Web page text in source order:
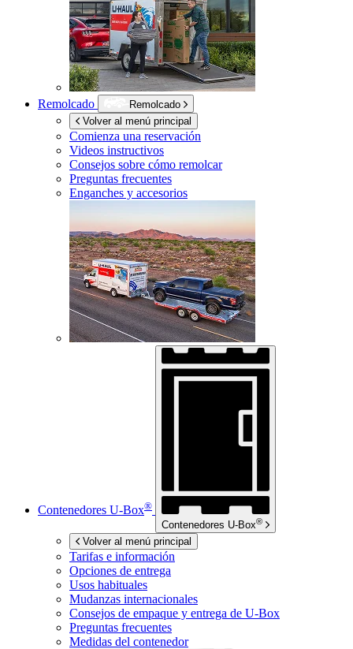
Remolcado
Remolcado
Volver al menú principal
Comienza una reservación
Videos instructivos
Consejos sobre cómo remolcar
Preguntas frecuentes
Enganches y accesorios
Contenedores U-Box®
Contenedores U-Box®
Volver al menú principal
Tarifas e información
Opciones de entrega
Usos habituales
Mudanzas internacionales
Consejos de empaque y entrega de U-Box
Preguntas frecuentes
Medidas del contenedor